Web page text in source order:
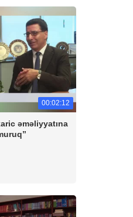
00:02:12
əməliyyatına